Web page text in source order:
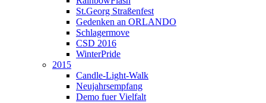
St.Georg Straßenfest
Gedenken an ORLANDO
Schlagermove
CSD 2016
WinterPride
2015
Candle-Light-Walk
Neujahrsempfang
Demo fuer Vielfalt